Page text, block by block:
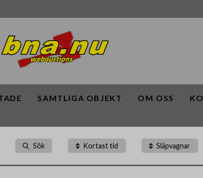
SAMTLIGA OBJEKT OM OSS
Sök Kortast tid Släpvagnar